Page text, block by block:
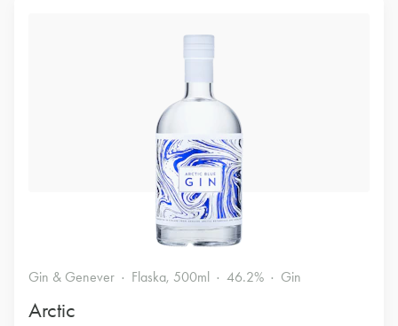
Gin & Genever Flaska, 500ml 46.2% Gin
Arctic